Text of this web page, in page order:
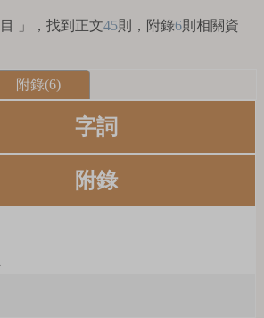
」，找到正文45則，附錄6則相關資
附錄(6)
字詞
附錄